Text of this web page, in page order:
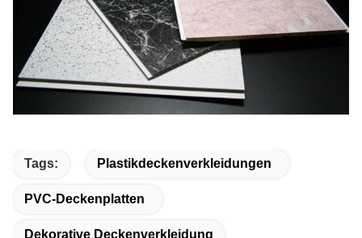
Tags: Plastikdeckenverkleidungen
PVC-Deckenplatten
Dekorative Deckenverkleidung